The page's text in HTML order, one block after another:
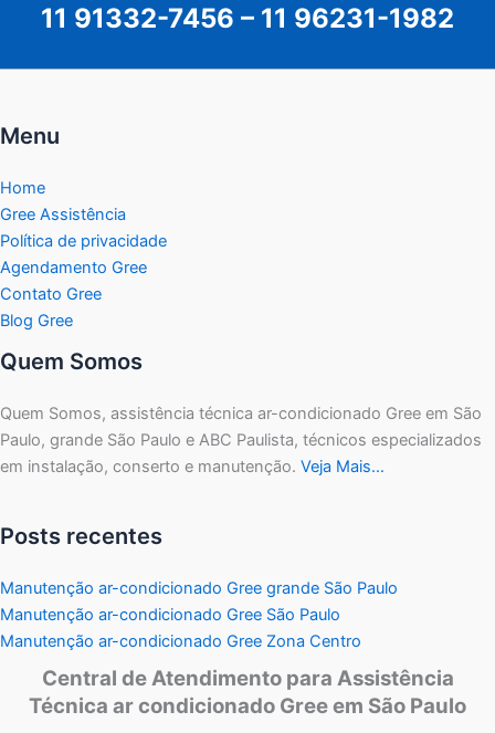
11 91332-7456 – 11 96231-1982
Menu
Home
Gree Assistência
Política de privacidade
Agendamento Gree
Contato Gree
Blog Gree
Quem Somos
Quem Somos, assistência técnica ar-condicionado Gree em São
Paulo, grande São Paulo e ABC Paulista, técnicos especializados
em instalação, conserto e manutenção. Veja Mais…
Posts recentes
Manutenção ar-condicionado Gree grande São Paulo
Manutenção ar-condicionado Gree São Paulo
Manutenção ar-condicionado Gree Zona Centro
Central de Atendimento para Assistência
Técnica ar condicionado Gree em São Paulo